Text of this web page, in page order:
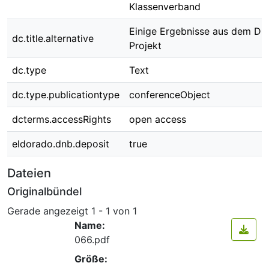
Klassenverband
dc.title.alternative
Einige Ergebnisse aus dem
Projekt
dc.type Text
dc.type.publicationtype conferenceObject
dcterms.accessRights open access
eldorado.dnb.deposit true
Dateien
Originalbündel
Gerade angezeigt 1 - 1 von 1
Name:
066.pdf
Größe: